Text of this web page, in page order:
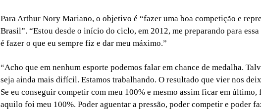
Para Arthur Nory Mariano, o objetivo é “fazer uma boa competição e
Brasil”. “Estou desde o início do ciclo, em 2012, me preparando para
é fazer o que eu sempre fiz e dar meu máximo.”
“Acho que em nenhum esporte podemos falar em chance de medalha.
seja ainda mais difícil. Estamos trabalhando. O resultado que vier nos
Se eu conseguir competir com meu 100% e mesmo assim ficar em
aquilo foi meu 100%. Poder aguentar a pressão, poder competir e poder